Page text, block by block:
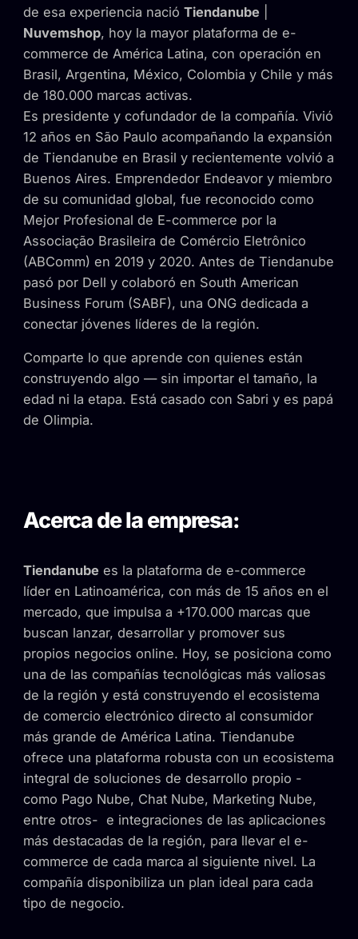
de esa experiencia nació Tiendanube|
Nuvemshop, hoy la mayor plataforma de e-
commerce de América Latina, con operación en
Brasil, Argentina, México, Colombia y Chile y más
de 180.000 marcas activas.
Es presidente y cofundador de la compañía. Vivió
12 años en São Paulo acompañando la expansión
de Tiendanube en Brasil y recientemente volvió a
Buenos Aires. Emprendedor Endeavor y miembro
de su comunidad global, fue reconocido como
Mejor Profesional de E-commerce por la
Associação Brasileira de Comércio Eletrônico
(ABComm) en 2019 y 2020. Antes de Tiendanube
pasó por Dell y colaboró en South American
Business Forum (SABF), una ONG dedicada a
conectar jóvenes líderes de la región.
Comparte lo que aprende con quienes están
construyendo algo — sin importar el tamaño, la
edad ni la etapa. Está casado con Sabri y es papá
de Olimpia.
Acerca de la empresa:
Tiendanubees la plataforma de e-commerce
líder en Latinoamérica, con más de 15 años en el
mercado, que impulsa a +170.000 marcas que
buscan lanzar, desarrollar y promover sus
propios negocios online. Hoy, se posiciona como
una de las compañías tecnológicas más valiosas
de la región y está construyendo el ecosistema
de comercio electrónico directo al consumidor
más grande de América Latina. Tiendanube
ofrece una plataforma robusta con un ecosistema
integral de soluciones de desarrollo propio -
como Pago Nube, Chat Nube, Marketing Nube,
entre otros- e integraciones de las aplicaciones
más destacadas de la región, para llevar el e-
commerce de cada marca al siguiente nivel. La
compañía disponibiliza un plan ideal para cada
tipo de negocio.